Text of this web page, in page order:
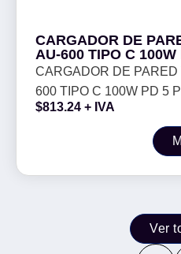
CARGADOR DE
AU-600 TIPO C 100W
PUERTOS QUICK
NEGRO -
CARGADOR DE PARED
600 TIPO C 100W PD 5
QUICK CHARGE 3.0
$813.24 + IVA
Ver